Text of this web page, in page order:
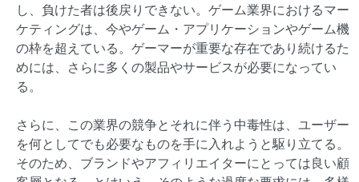
し、負けた者は後戻りできない。ゲーム業界におけるマー
ケティングは、今やゲーム・アプリケーションやゲーム機
の枠を超えている。ゲーマーが重要な存在であり続けるた
めには、さらに多くの製品やサービスが必要になってい
る。
さらに、この業界の競争とそれに伴う中毒性は、ユーザー
を何としてでも必要なものを手に入れようと駆り立てる。
そのため、ブランドやアフィリエイターにとっては良い顧